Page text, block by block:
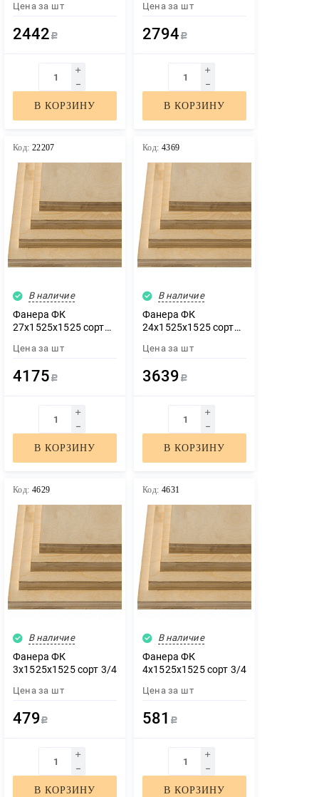
Цена за шт
2442 Р
В КОРЗИНУ
Цена за шт
2794 Р
В КОРЗИНУ
Код: 22207
В наличие
Фанера ФК
27х1525х1525 сорт
Цена за шт
4175 Р
В КОРЗИНУ
Код: 4369
В наличие
Фанера ФК
24х1525х1525 сорт
Цена за шт
3639 Р
В КОРЗИНУ
Код: 4629
В наличие
Фанера ФК
3х1525х1525 сорт 3/4
Цена за шт
479 Р
В КОРЗИНУ
Код: 4631
В наличие
Фанера ФК
4х1525х1525 сорт 3/4
Цена за шт
581 Р
В КОРЗИНУ